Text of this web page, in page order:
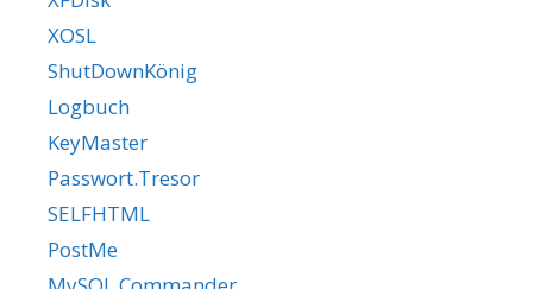
XOSL
ShutDownKönig
Logbuch
KeyMaster
Passwort.Tresor
SELFHTML
PostMe